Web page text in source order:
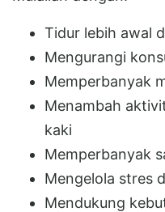
Tidur lebih awal
Mengurangi
Memperbanyak
Menambah
kaki
Memperbanyak
Mengelola stres
Mendukung